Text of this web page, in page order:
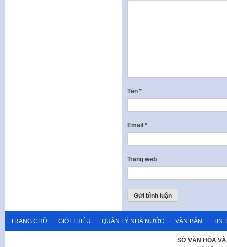
Tên *
Email *
Trang web
TRANG CHỦ GIỚI THIỆU QUẢN LÝ NHÀ NƯỚC VĂN BẢN TIN
SỞ VĂN HÓA